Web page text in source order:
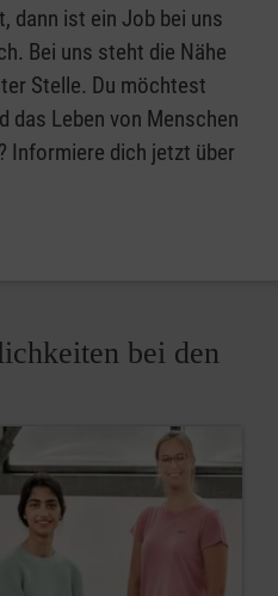
dann ist ein Job bei uns
Bei uns steht die Nähe
Stelle. Du möchtest
das Leben von Menschen
Informiere dich jetzt über
bei den